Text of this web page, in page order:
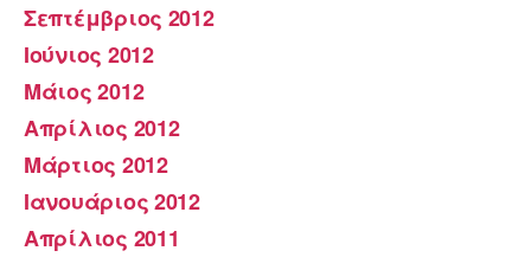
Σεπτέμβριος 2012
Ιούνιος 2012
Μάιος 2012
Απρίλιος 2012
Μάρτιος 2012
Ιανουάριος 2012
Απρίλιος 2011